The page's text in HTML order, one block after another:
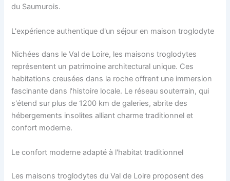
du Saumurois.
L'expérience authentique d'un séjour en maison troglodyte
Nichées dans le Val de Loire, les maisons troglodytes
représentent un patrimoine architectural unique. Ces
habitations creusées dans la roche offrent une immersion
fascinante dans l'histoire locale. Le réseau souterrain, qui
s'étend sur plus de 1200 km de galeries, abrite des
hébergements insolites alliant charme traditionnel et
confort moderne.
Le confort moderne adapté à l'habitat traditionnel
Les maisons troglodytes du Val de Loire proposent des